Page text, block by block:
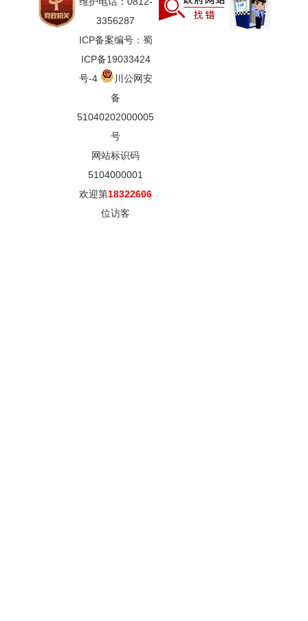
3356287
ICP备案编号：蜀
ICP备19033424
号-4
川公网安
备
51040202000005
号
网站标识码
5104000001
欢迎第18322606
位访客